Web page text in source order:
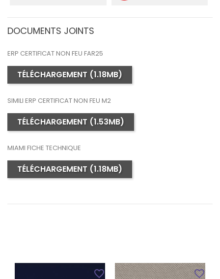
DOCUMENTS JOINTS
ERP CERTIFICAT NON FEU FAR25
TÉLÉCHARGEMENT (1.18MB)
SIMILI ERP CERTIFICAT NON FEU M2
TÉLÉCHARGEMENT (1.53MB)
MIAMI FICHE TECHNIQUE
TÉLÉCHARGEMENT (1.18MB)
favorite_border favorite_border